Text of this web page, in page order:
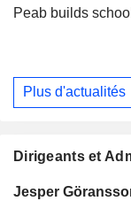
Peab builds
Plus d'actualités
Dirigeants et
Dirigeant Titre
Jesper